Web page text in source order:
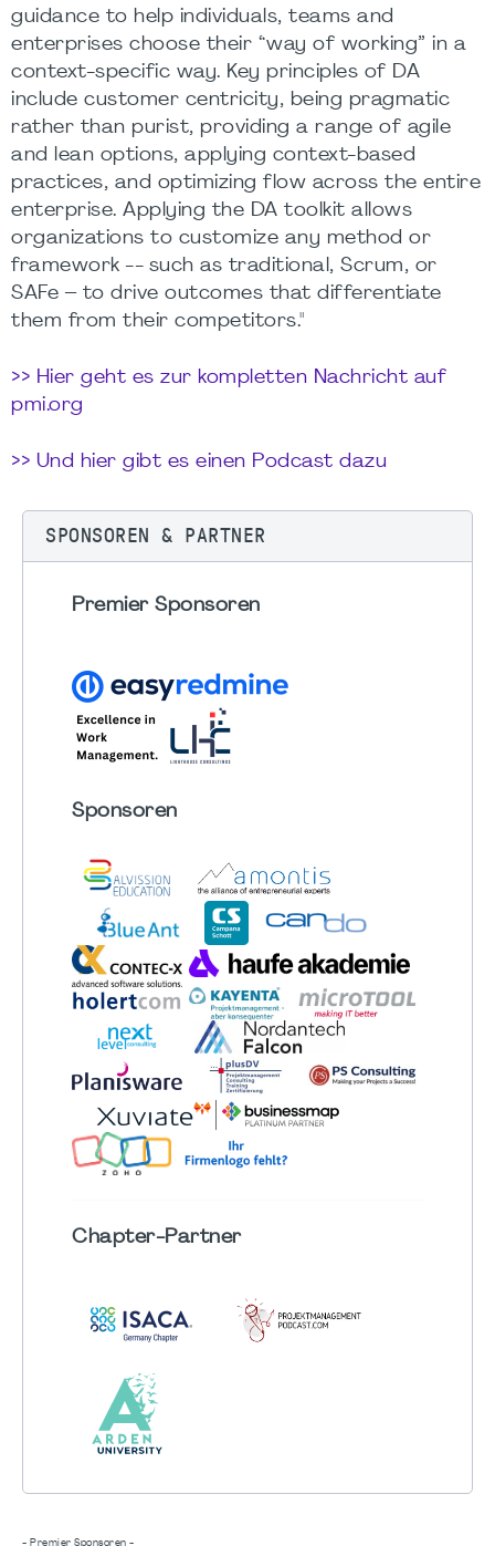
guidance to help individuals, teams and
enterprises choose their “way of working” in a
context-specific way. Key principles of DA
include customer centricity, being pragmatic
rather than purist, providing a range of agile
and lean options, applying context-based
practices, and optimizing flow across the entire
enterprise. Applying the DA toolkit allows
organizations to customize any method or
framework -- such as traditional, Scrum, or
SAFe – to drive outcomes that differentiate
them from their competitors."
>> Hier geht es zur kompletten Nachricht auf
pmi.org
>> Und hier gibt es einen Podcast dazu
SPONSOREN & PARTNER
Premier Sponsoren
Sponsoren
Chapter-Partner
- Premier Sponsoren -